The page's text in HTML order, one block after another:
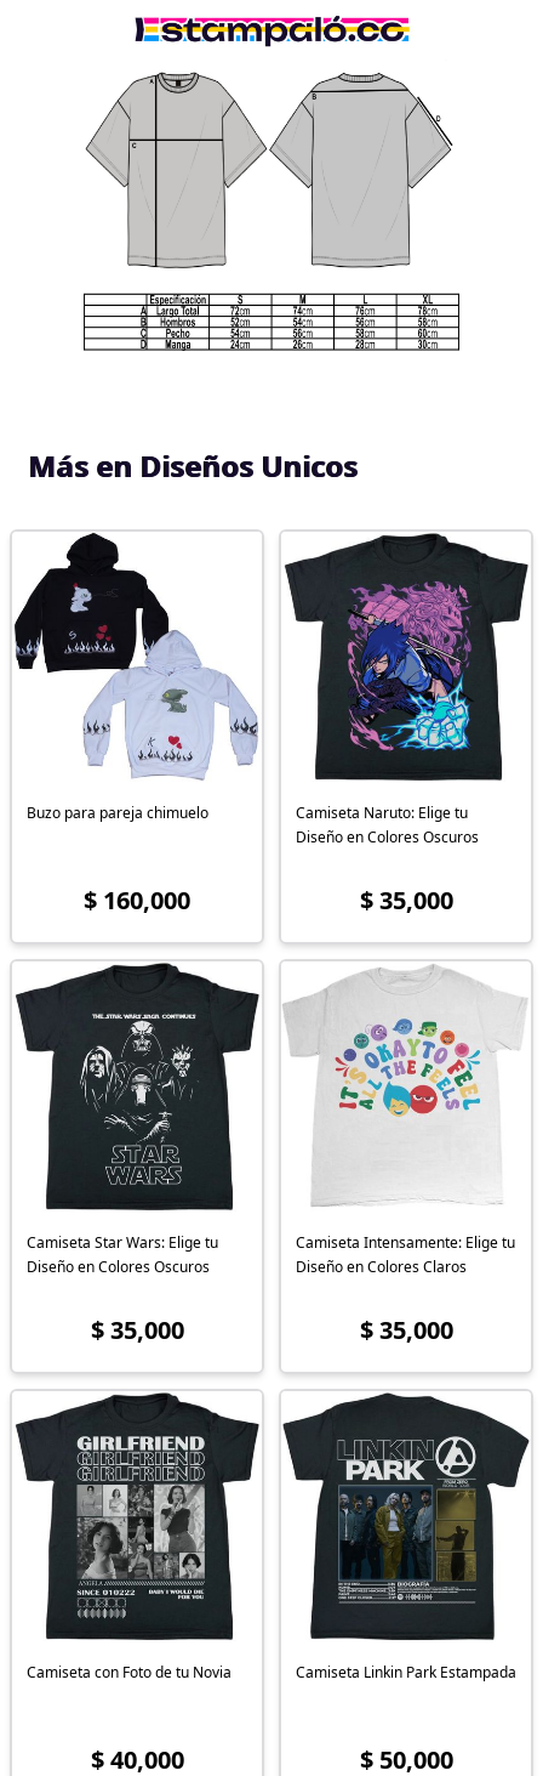
Más en Diseños Unicos
Buzo para pareja chimuelo
$ 160,000
Camiseta Naruto: Elige tu
Diseño en Colores Oscuros
$ 35,000
Camiseta Star Wars: Elige tu
Diseño en Colores Oscuros
$ 35,000
Camiseta Intensamente: Elige tu
Diseño en Colores Claros
$ 35,000
Camiseta con Foto de tu Novia
$ 40,000
Camiseta Linkin Park Estampada
$ 50,000